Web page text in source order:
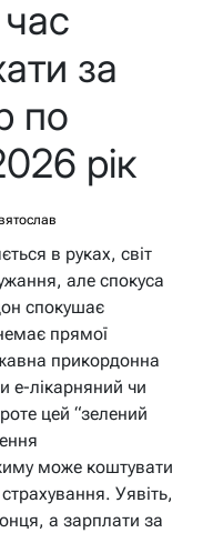
за
по
рік
в руках, світ
але спокуса
спокушає
прямої
прикордонна
е-лікарняний чи
цей “зелений
може коштувати
Уявіть,
а зарплати за